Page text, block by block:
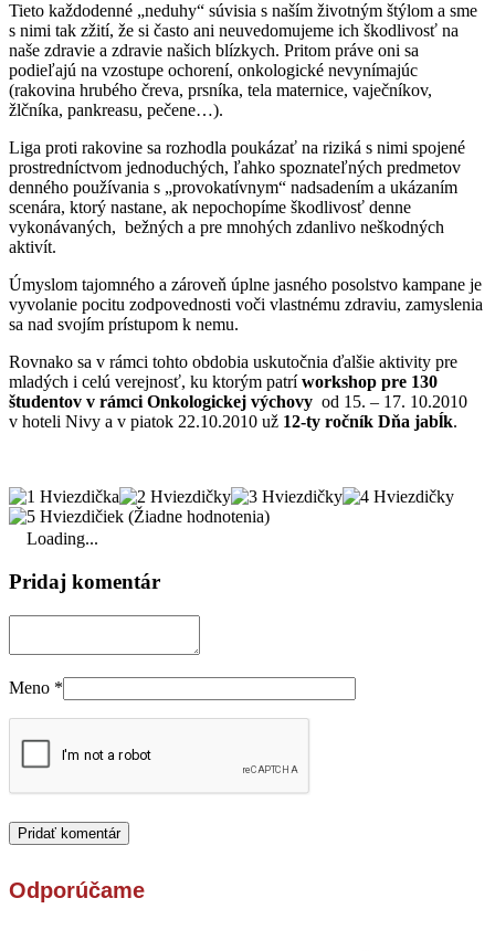
Tieto každodenné „neduhy“ súvisia s naším životným štýlom a sme
s nimi tak zžití, že si často ani neuvedomujeme ich škodlivosť na
naše zdravie a zdravie našich blízkych. Pritom práve oni sa
podieľajú na vzostupe ochorení, onkologické nevynímajúc
(rakovina hrubého čreva, prsníka, tela maternice, vaječníkov,
žlčníka, pankreasu, pečene…).
Liga proti rakovine sa rozhodla poukázať na riziká s nimi spojené
prostredníctvom jednoduchých, ľahko spoznateľných predmetov
denného používania s „provokatívnym“ nadsadením a ukázaním
scenára, ktorý nastane, ak nepochopíme škodlivosť denne
vykonávaných, bežných a pre mnohých zdanlivo neškodných
aktivít.
Úmyslom tajomného a zároveň úplne jasného posolstvo kampane je
vyvolanie pocitu zodpovednosti voči vlastnému zdraviu, zamyslenia
sa nad svojím prístupom k nemu.
Rovnako sa v rámci tohto obdobia uskutočnia ďalšie aktivity pre
mladých i celú verejnosť, ku ktorým patríworkshop pre 130
študentov v rámci Onkologickej výchovy od 15. – 17. 10.2010
v hoteli Nivy a v piatok 22.10.2010 už 12-ty ročník Dňa jabĺk.
(Žiadne hodnotenia)
Loading...
Pridaj komentár
Meno *
Odporúčame